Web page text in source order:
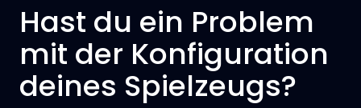
Hast du ein Problem
mit der Konfiguration
deines Spielzeugs?